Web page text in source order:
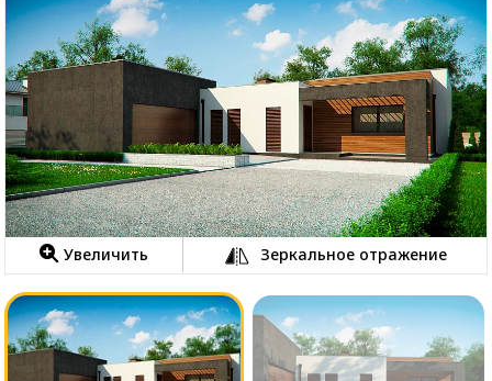
Увеличить Зеркальное отражение